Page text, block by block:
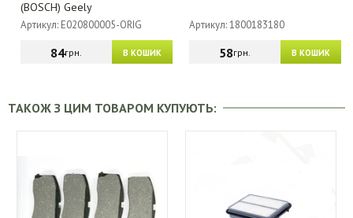
(BOSCH) Geely
Артикул: E020800005-ORIG
В КОШИК
84грн.
Артикул: 1800183180
В КОШИК
58грн.
ТАКОЖ З ЦИМ ТОВАРОМ КУПУЮТЬ: